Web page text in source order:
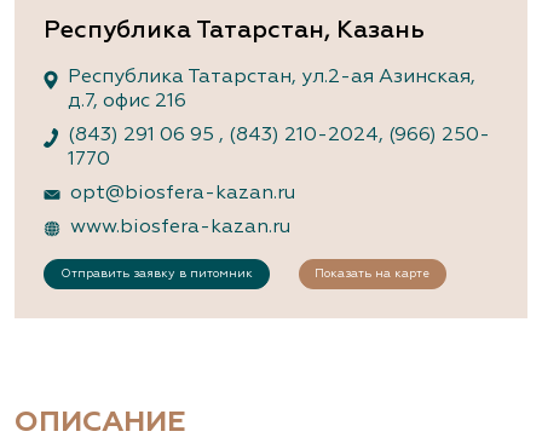
Республика Татарстан, Казань
Республика Татарстан, ул.2-ая Азинская,
д.7, офис 216
(843) 291 06 95 , (843) 210-2024, (966) 250-
1770
opt@biosfera-kazan.ru
www.biosfera-kazan.ru
Отправить заявку в питомник Показать на карте
ОПИСАНИЕ